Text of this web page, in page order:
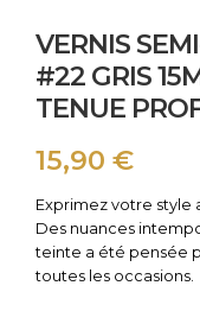
VERNIS
#22 GRIS
TENUE
15,90 €
Exprimez votre style
Des nuances
teinte a été pensée
toutes les occasions.